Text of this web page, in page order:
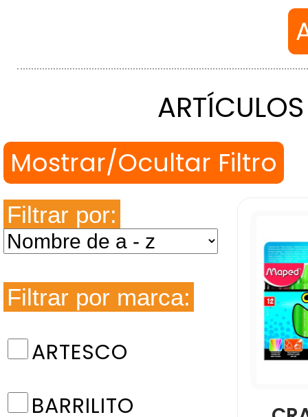
Filtrar por:
Filtrar por marca:
ARTESCO
BARRILITO